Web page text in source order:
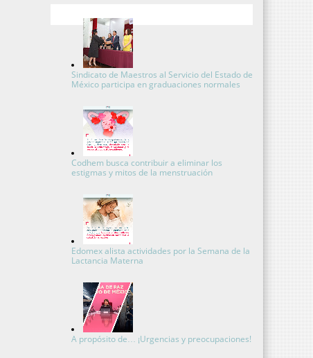
Sindicato de Maestros al Servicio del Estado de
México participa en graduaciones normales
Codhem busca contribuir a eliminar los
estigmas y mitos de la menstruación
Edomex alista actividades por la Semana de la
Lactancia Materna
A propósito de… ¡Urgencias y preocupaciones!